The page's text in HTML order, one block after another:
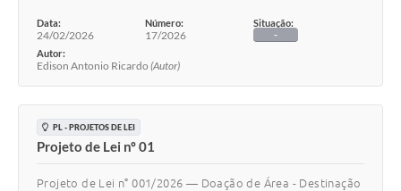
Data:
24/02/2026
Número:
17/2026
Situação:
-
Autor:
Edison Antonio Ricardo (Autor)
PL - PROJETOS DE LEI
Projeto de Lei nº 01
Projeto de Lei n° 001/2026 — Doação de Área - Destinação